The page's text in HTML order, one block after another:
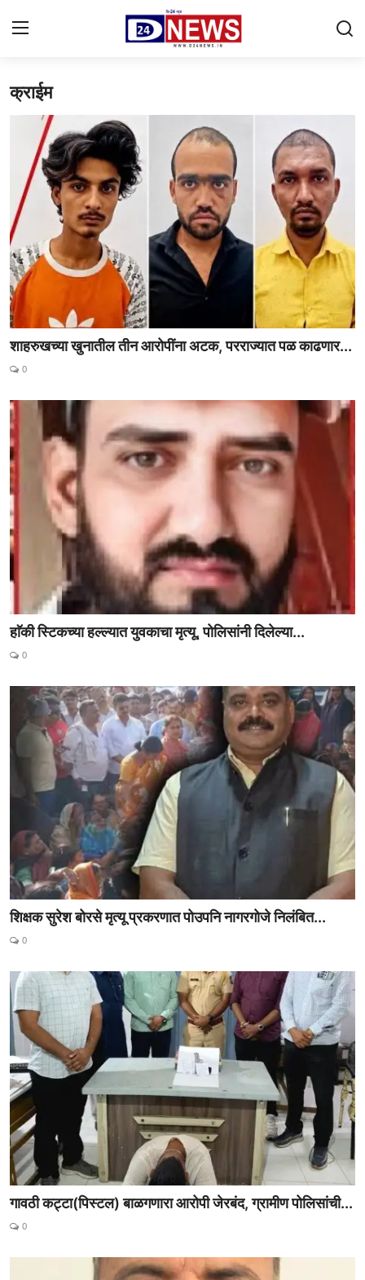
Gallery
Contact
राष्ट्रीय
महाराष्ट्र
शहर
ताजी बातमी
आरोग्य
खेळजगत
क्राईम
साहित्य
मनोरंजन
आर्थिक
क्राईम
शाहरुखच्या खुनातील तीन आरोपींना अटक, परराज्यात पळ काढणार...
0
हाॅकी स्टिकच्या हल्ल्यात युवकाचा मृत्यू, पोलिसांनी दिलेल्या...
0
शिक्षक सुरेश बोरसे मृत्यू प्रकरणात पोउपनि नागरगोजे निलंबित...
0
गावठी कट्टा(पिस्टल) बाळगणारा आरोपी जेरबंद, ग्रामीण पोलिसांची...
0